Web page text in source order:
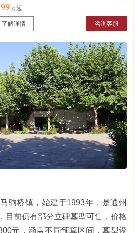
了解详情 咨询客服
驹桥镇，始建于1993年，是通州
目前仍有部分立碑墓型可售，价格
元，涵盖不同预算区间，墓型设